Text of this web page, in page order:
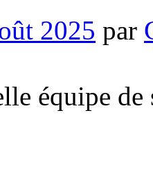
2025 par
équipe